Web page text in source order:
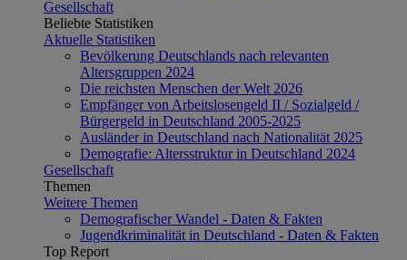
Gesellschaft
Beliebte Statistiken
Aktuelle Statistiken
Bevölkerung Deutschlands nach relevanten
Altersgruppen 2024
Die reichsten Menschen der Welt 2026
Empfänger von Arbeitslosengeld II / Sozialgeld /
Bürgergeld in Deutschland 2005-2025
Ausländer in Deutschland nach Nationalität 2025
Demografie: Altersstruktur in Deutschland 2024
Gesellschaft
Themen
Weitere Themen
Demografischer Wandel - Daten & Fakten
Jugendkriminalität in Deutschland - Daten & Fakten
Top Report